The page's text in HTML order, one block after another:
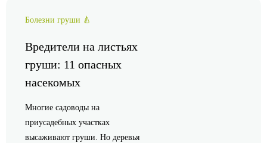
Болезни груши 🍐
Вредители на листьях
груши: 11 опасных
насекомых
Многие садоводы на
приусадебных участках
высаживают груши. Но деревья